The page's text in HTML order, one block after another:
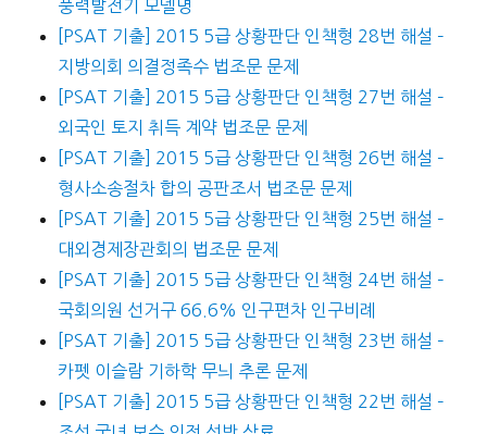
풍력발전기 모델명
[PSAT 기출] 2015 5급 상황판단 인책형 28번 해설 –
지방의회 의결정족수 법조문 문제
[PSAT 기출] 2015 5급 상황판단 인책형 27번 해설 –
외국인 토지 취득 계약 법조문 문제
[PSAT 기출] 2015 5급 상황판단 인책형 26번 해설 –
형사소송절차 합의 공판조서 법조문 문제
[PSAT 기출] 2015 5급 상황판단 인책형 25번 해설 –
대외경제장관회의 법조문 문제
[PSAT 기출] 2015 5급 상황판단 인책형 24번 해설 –
국회의원 선거구 66.6% 인구편차 인구비례
[PSAT 기출] 2015 5급 상황판단 인책형 23번 해설 –
카펫 이슬람 기하학 무늬 추론 문제
[PSAT 기출] 2015 5급 상황판단 인책형 22번 해설 –